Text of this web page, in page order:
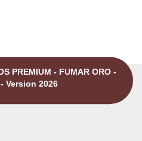
PREMIUM - FUMAR ORO -
- Version 2026